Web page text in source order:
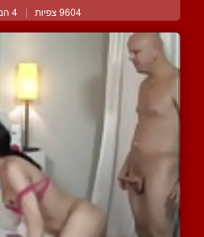
9604 צפיות | 4 המלצות